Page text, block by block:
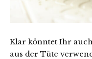
Klar könntet Ihr
aus der Tüte